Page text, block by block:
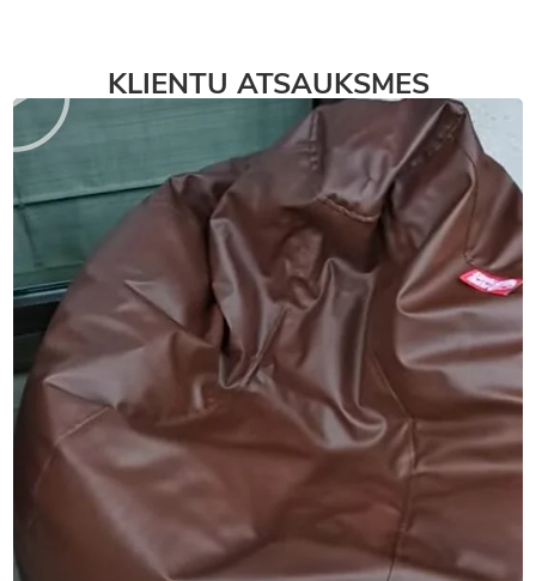
KLIENTU ATSAUKSMES